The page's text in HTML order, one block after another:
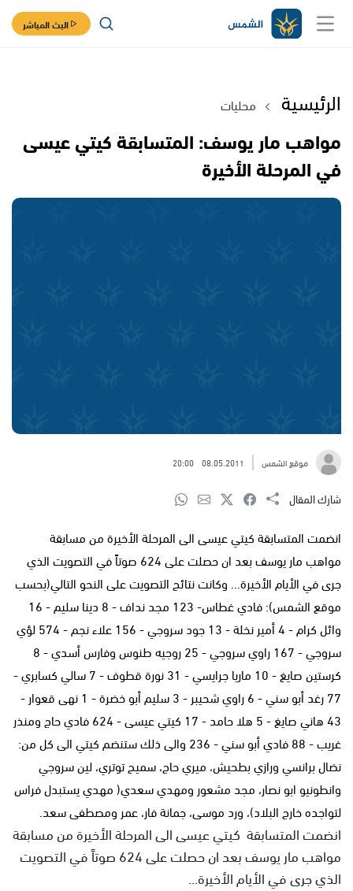
البث المباشر
الرئيسية محليات
مواهب مار يوسف: المتسابقة كيتي عيسى
في المرحلة الأخيرة
موقع الشمس 08.05.2011
20:00
شارك المقال
انضمت المتسابقة كيتي عيسى الى المرحلة الأخيرة من مسابقة
مواهب مار يوسف بعد ان حصلت على 624 صوتاً في التصويت الذي
جرى في الأيام الأخيرة... وكانت نتائج التصويت على النحو التالي(بحسب
موقع الشمس): فادي غطاس- 123 مجد نداف - 8 دينا سليم - 16
وائل كرام - 4 أمير نخلة - 13 جود سروجي - 156 علاء نجم - 574 لؤي
سروجي - 167 راوي سروجي - 25 روجيه طنوس وفارس أسدي - 8
كرستين صايغ - 10 ماريا جرايسي - 31 نورة قطوف - 7 سالي كسابري -
77 رغد أبو سني - 6 راوي شحيبر - 3 سليم أبو خضرة - 1 نهى قعوار -
43 هاني صايغ - 5 هلا حامد - 17 كيتي عيسى - 624 فادي حاج ومنذر
غريب - 88 فادي أبو سني - 236 والى ذلك ستنضم كيتي الى كل من:
نضال برانسي ورازي بطحيش، ميري حاج، سميح توتري، لين سروجي
وانطونيو ابو نصار، مجد مشعور ومهدي سعدي( مهدي يستبدل فراس
لتواجده خارج البلاد)، ورد موسى، جمانة فار، عمر ومصطفى سعد.
انضمت المتسابقة كيتي عيسى الى المرحلة الأخيرة من مسابقة
مواهب مار يوسف بعد ان حصلت على 624 صوتاً في التصويت
الذي جرى في الأيام الأخيرة...